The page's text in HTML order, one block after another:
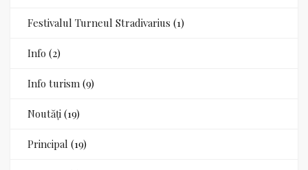
Festivalul Turneul Stradivarius (1)
Info (2)
Info turism (9)
Noutăți (19)
Principal (19)